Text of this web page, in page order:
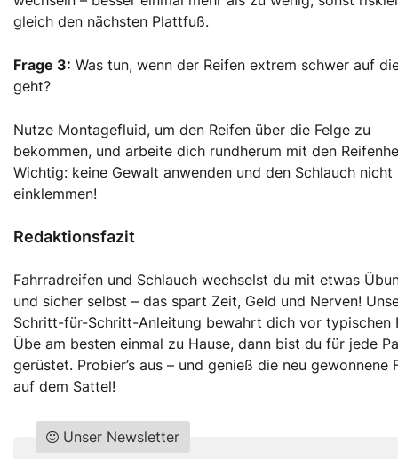
gleich den nächsten Plattfuß.
Frage 3: Was tun, wenn der Reifen extrem schwer auf
geht?
Nutze Montagefluid, um den Reifen über die Felge zu
bekommen, und arbeite dich rundherum mit den
Wichtig: keine Gewalt anwenden und den Schlauch nicht
einklemmen!
Redaktionsfazit
Fahrradreifen und Schlauch wechselst du mit etwas
und sicher selbst – das spart Zeit, Geld und Nerven!
Schritt-für-Schritt-Anleitung bewahrt dich vor typischen
Übe am besten einmal zu Hause, dann bist du für jede
gerüstet. Probier’s aus – und genieß die neu gewonnene
auf dem Sattel!
Unser Newsletter